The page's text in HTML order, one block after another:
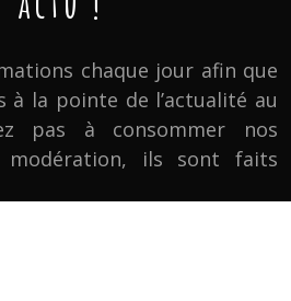
chaque jour afin que
à la pointe de l’actualité au
pas à consommer nos
modération, ils sont faits